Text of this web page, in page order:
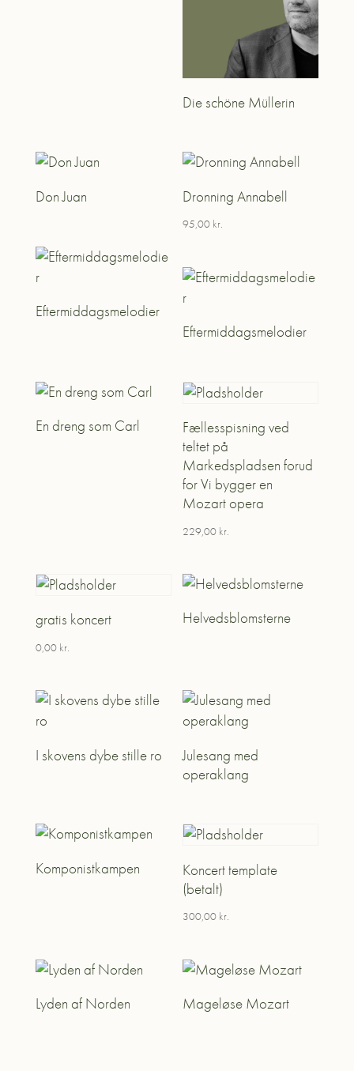
Die schöne Müllerin
Don Juan Dronning Annabell
95,00 kr.
Eftermiddagsmelodier
Eftermiddagsmelodier
En dreng som Carl
Fællesspisning ved
teltet på
Markedspladsen forud
for Vi bygger en
Mozart opera
229,00 kr.
gratis koncert
0,00 kr.
Helvedsblomsterne
I skovens dybe stille ro
Julesang med
operaklang
Komponistkampen
Koncert template
(betalt)
300,00 kr.
Lyden af Norden Mageløse Mozart